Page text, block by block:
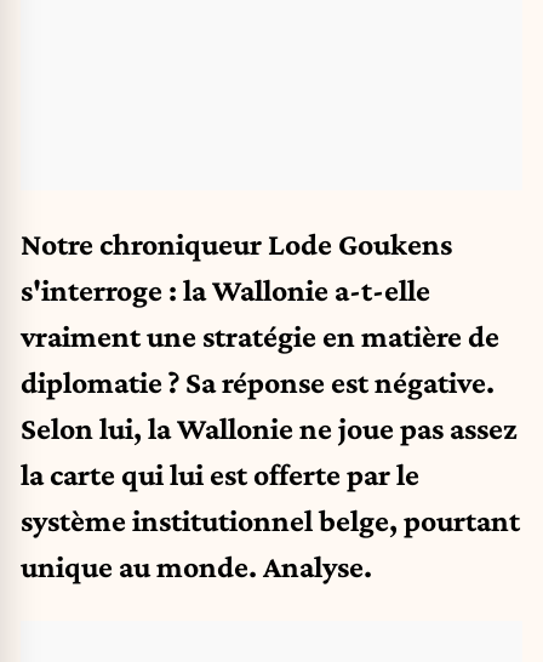
Notre chroniqueur Lode Goukens
s'interroge : la Wallonie a-t-elle
vraiment une stratégie en matière de
diplomatie ? Sa réponse est négative.
Selon lui, la Wallonie ne joue pas assez
la carte qui lui est offerte par le
système institutionnel belge, pourtant
unique au monde. Analyse.